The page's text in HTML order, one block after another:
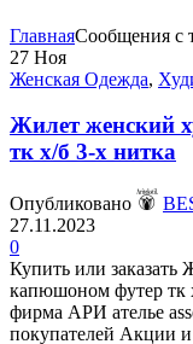
ГлавнаяСообщения с
27 Ноя
Женская Одежда,
Жилет женский
тк х/б 3-х нитка
Опубликовано
27.11.2023
0
Купить или заказать
капюшоном футер тк
фирма АРИ ателье
покупателей Акции и